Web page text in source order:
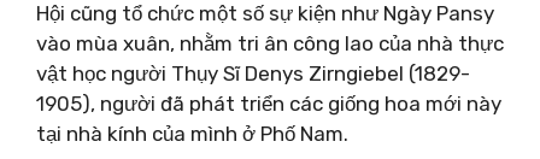
Hội cũng tổ chức một số sự kiện như Ngày Pansy
vào mùa xuân, nhằm tri ân công lao của nhà thực
vật học người Thụy Sĩ Denys Zirngiebel (1829-
1905), người đã phát triển các giống hoa mới này
tại nhà kính của mình ở Phố Nam.